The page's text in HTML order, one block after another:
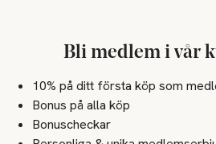
Bli medlem i vår
10% på ditt första köp som
Bonus på alla köp
Bonuscheckar